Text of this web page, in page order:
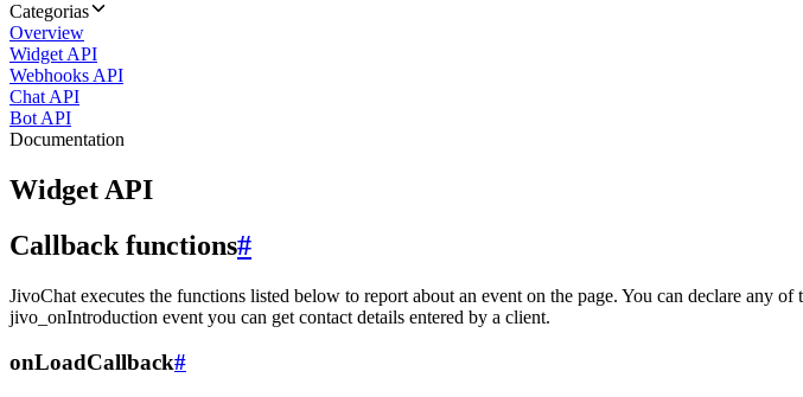
Categorias
Overview
Widget API
Webhooks API
Chat API
Bot API
Documentation
Widget API
Callback functions#
JivoChat executes the functions listed below to report about an event on the page. You can declare any
jivo_onIntroduction event you can get contact details entered by a client.
onLoadCallback#